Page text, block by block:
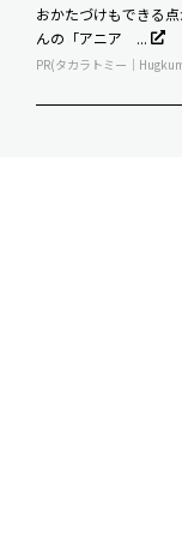
おかたづけもできる
んの「アニア ...
PR(タカラトミー｜